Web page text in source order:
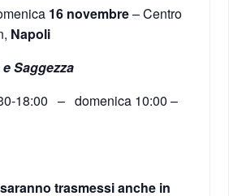
16 novembre– Centro
Napoli
Saggezza
18:00 – domenica 10:00 –
trasmessi anche in